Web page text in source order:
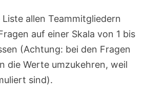
allen Teammitgliedern
auf einer Skala von 1 bis
(Achtung: bei den Fragen
die Werte umzukehren, weil
sind).